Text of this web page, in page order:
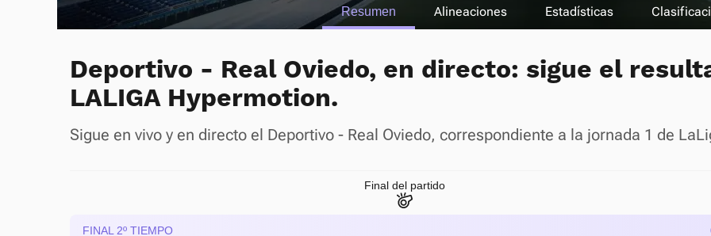
Resumen Alineaciones Estadísticas
Deportivo - Real Oviedo, en directo: sigue el
LALIGA Hypermotion.
Sigue en vivo y en directo el Deportivo - Real Oviedo, correspondiente a la jornada 1 de
Final del partido
FINAL 2º TIEMPO